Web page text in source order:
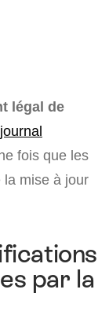
légal de
journal
fois que les
la mise à jour
par la